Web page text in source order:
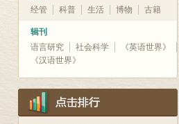
经管
科普 生活 博物 古籍
辑刊
语言研究
社会科学
《英语世界》
《汉语世界》